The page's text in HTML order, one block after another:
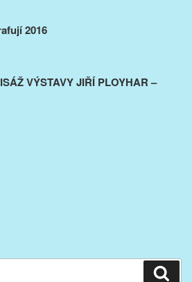
2016
VÝSTAVY JIŘÍ PLOYHAR –